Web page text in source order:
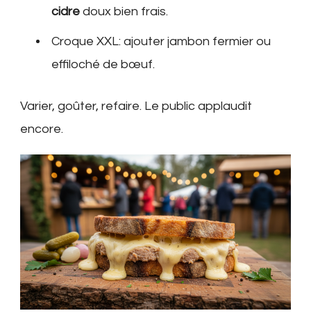
cidre doux bien frais.
Croque XXL: ajouter jambon fermier ou
effiloché de bœuf.
Varier, goûter, refaire. Le public applaudit
encore.